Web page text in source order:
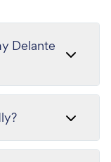
Delante